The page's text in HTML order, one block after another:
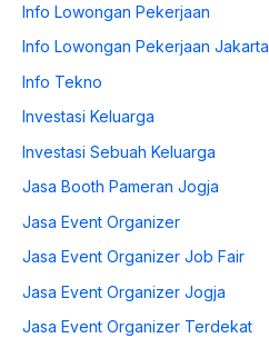
Info Lowongan Pekerjaan
Info Lowongan Pekerjaan Jakarta
Info Tekno
Investasi Keluarga
Investasi Sebuah Keluarga
Jasa Booth Pameran Jogja
Jasa Event Organizer
Jasa Event Organizer Job Fair
Jasa Event Organizer Jogja
Jasa Event Organizer Terdekat